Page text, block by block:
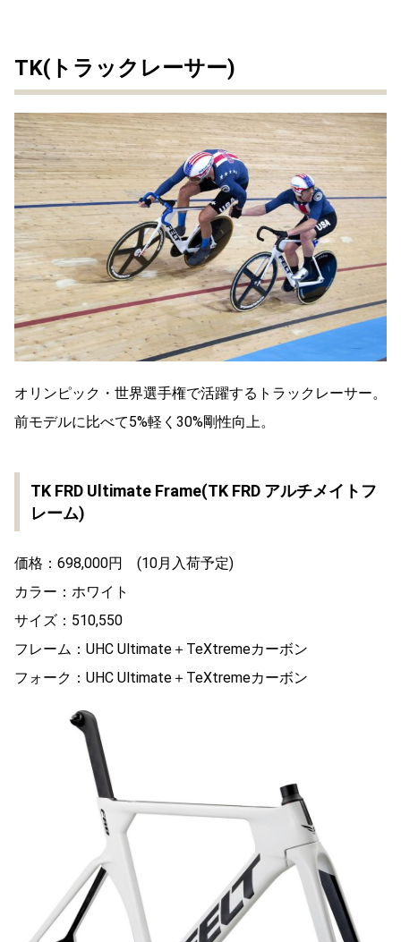
TK(トラックレーサー)
オリンピック・世界選手権で活躍するトラックレーサー。
前モデルに比べて5%軽く30%剛性向上。
TK FRD Ultimate Frame(TK FRD アルチメイトフ
レーム)
価格：698,000円 (10月入荷予定)
カラー：ホワイト
サイズ：510,550
フレーム：UHC Ultimate＋TeXtremeカーボン
フォーク：UHC Ultimate＋TeXtremeカーボン